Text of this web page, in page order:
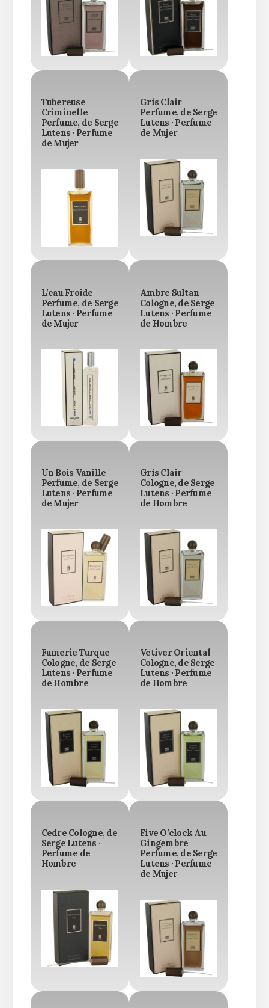
Tubereuse
Criminelle
Perfume, de Serge
Lutens · Perfume
de Mujer
Gris Clair
Perfume, de Serge
Lutens · Perfume
de Mujer
L’eau Froide
Perfume, de Serge
Lutens · Perfume
de Mujer
Ambre Sultan
Cologne, de Serge
Lutens · Perfume
de Hombre
Un Bois Vanille
Perfume, de Serge
Lutens · Perfume
de Mujer
Gris Clair
Cologne, de Serge
Lutens · Perfume
de Hombre
Fumerie Turque
Cologne, de Serge
Lutens · Perfume
de Hombre
Vetiver Oriental
Cologne, de Serge
Lutens · Perfume
de Hombre
Cedre Cologne, de
Serge Lutens ·
Perfume de
Hombre
Five O’clock Au
Gingembre
Perfume, de Serge
Lutens · Perfume
de Mujer